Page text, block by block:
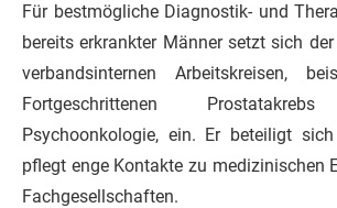
Für bestmögliche Diagnostik- und
bereits erkrankter Männer setzt sich
verbandsinternen Arbeitskreisen,
Fortgeschrittenen
Psychoonkologie, ein. Er beteiligt
pflegt enge Kontakte zu medizinischen
Fachgesellschaften.